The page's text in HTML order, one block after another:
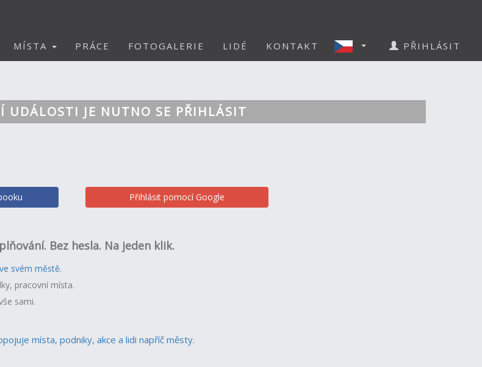
MÍSTA PRÁCE FOTOGALERIE LIDÉ KONTAKT PŘIHLÁSIT
UDÁLOSTI JE NUTNO SE PŘIHLÁSIT
Přihlásit pomocí Google
Bez hesla. Na jeden klik.
svém městě.
pracovní místa.
sami.
místa, podniky, akce a lidi napříč městy.